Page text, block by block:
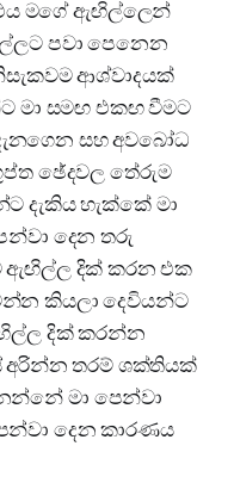
එය මගේ ඇඟිල්ලෙන්
පවා පෙනෙන
ආශ්වාදයක්
මා සමඟ එකඟ වීමට
සහ අවබෝධ
ඡේදවල තේරුම
දැකිය හැක්කේ මා
දෙන තරු
ඇඟිල්ල දික් කරන එක
කියලා දෙවියන්ට
දික් කරන්න
තරම් ශක්තියක්
මා පෙන්වා
දෙන කාරණය